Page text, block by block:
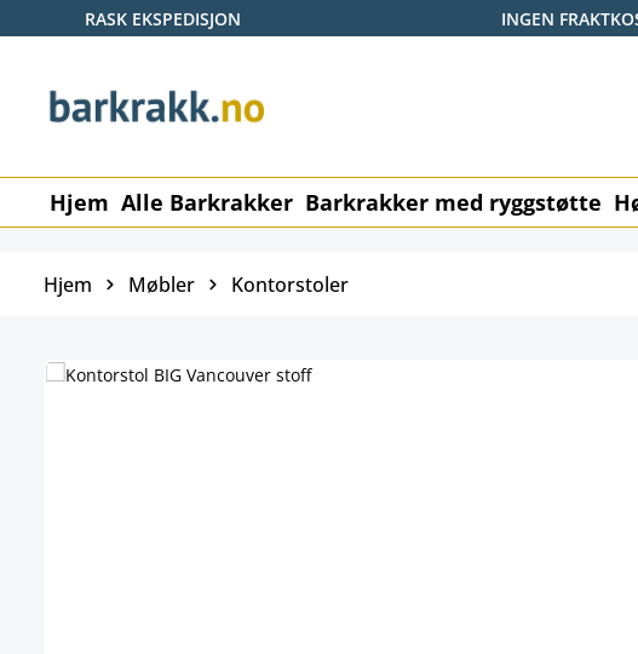
til hovedinnhold
Hopp til søk
Gå til hovednavigasjon
RASK EKSPEDISJON INGEN
Hjem Alle Barkrakker Barkrakker med ryggstøtte
Hjem Møbler Kontorstoler